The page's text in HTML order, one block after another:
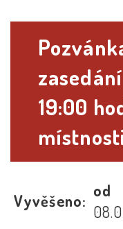
19:00
Vyvěšeno:
od